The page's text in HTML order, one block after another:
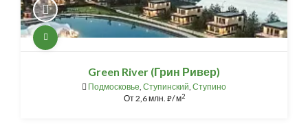
Green River (Грин Ривер)
Подмосковье, Ступинский, Ступино
От2,6 млн. ⃏/ м2